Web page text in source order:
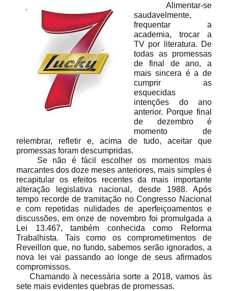
Alimentar-se
saudavelmente,
frequentar a
academia, trocar a
TV por literatura. De
todas as promessas
de final de ano, a
mais sincera é a de
cumprir as
esquecidas
intenções do ano
anterior. Porque final
de dezembro é
momento de
relembrar, refletir e, acima de tudo, aceitar que
promessas foram descumpridas.
Se não é fácil escolher os momentos mais
marcantes dos doze meses anteriores, mais simples é
recapitular os efeitos recentes da mais importante
alteração legislativa nacional, desde 1988. Após
tempo recorde de tramitação no Congresso Nacional
e com repetidas nulidades de aperfeiçoamentos e
discussões, em onze de novembro foi promulgada a
Lei 13.467, também conhecida como Reforma
Trabalhista. Tais como os comprometimentos de
Reveillon que, no fundo, sabemos serão ignorados, a
nova lei vai passando ao longe de seus afirmados
compromissos.
Chamando à necessária sorte a 2018, vamos às
sete mais evidentes quebras de promessas.